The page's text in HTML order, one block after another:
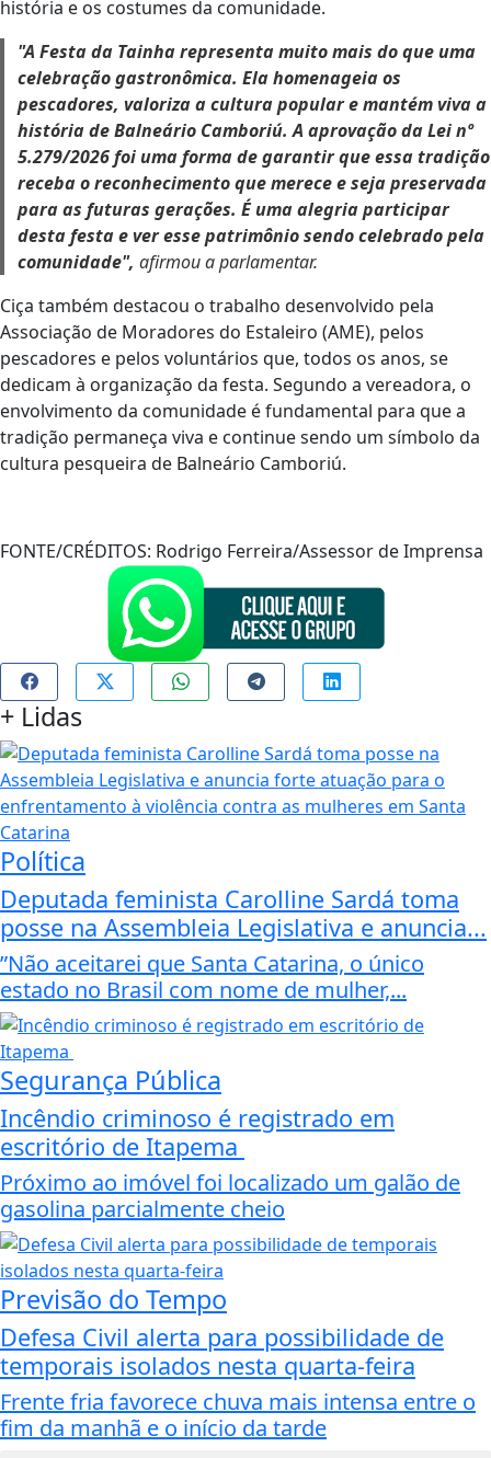
história e os costumes da comunidade.
"A Festa da Tainha representa muito mais do que uma
celebração gastronômica. Ela homenageia os
pescadores, valoriza a cultura popular e mantém viva a
história de Balneário Camboriú. A aprovação da Lei nº
5.279/2026 foi uma forma de garantir que essa tradição
receba o reconhecimento que merece e seja preservada
para as futuras gerações. É uma alegria participar
desta festa e ver esse patrimônio sendo celebrado pela
comunidade", afirmou a parlamentar.
Ciça também destacou o trabalho desenvolvido pela
Associação de Moradores do Estaleiro (AME), pelos
pescadores e pelos voluntários que, todos os anos, se
dedicam à organização da festa. Segundo a vereadora, o
envolvimento da comunidade é fundamental para que a
tradição permaneça viva e continue sendo um símbolo da
cultura pesqueira de Balneário Camboriú.
FONTE/CRÉDITOS: Rodrigo Ferreira/Assessor de Imprensa
+ Lidas
Política
Deputada feminista Carolline Sardá toma
posse na Assembleia Legislativa e anuncia...
”Não aceitarei que Santa Catarina, o único
estado no Brasil com nome de mulher,...
Segurança Pública
Incêndio criminoso é registrado em
escritório de Itapema
Próximo ao imóvel foi localizado um galão de
gasolina parcialmente cheio
Previsão do Tempo
Defesa Civil alerta para possibilidade de
temporais isolados nesta quarta-feira
Frente fria favorece chuva mais intensa entre o
fim da manhã e o início da tarde